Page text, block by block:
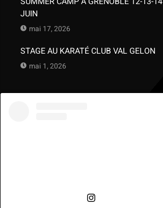
JUIN
mai 17, 2026
STAGE AU KARATÉ CLUB VAL GELON
mai 1, 2026